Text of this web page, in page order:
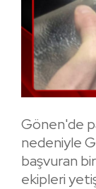
Gönen'de
nedeniyle
başvuran
ekipleri